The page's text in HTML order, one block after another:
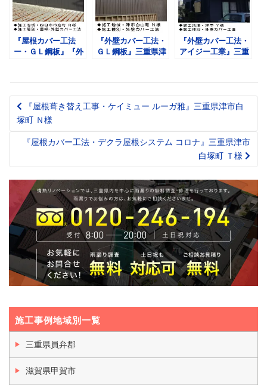
『屋根カバー工法
ー・ＧＬ鋼板』『外
『外壁カバー工法・
ＧＬ鋼板』三重県津
『外壁カバー工法・
アイジー工業』三重
Post
navigation
『屋根葺き替え工事・ケイミュー ルーガ雅』三重県津市白
塚町 Ｎ様
『屋根カバー工法・デクラ屋根システム コロナ』三重県津市
白塚町 Ｔ様
施工事例地域別一覧
三重県員弁郡
滋賀県甲賀市